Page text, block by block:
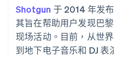
methods
接入 125+ 种支
付方式
Authorization
Boost
支付成功率优
会计自
Stripe
自定义
Data
数据同
资金管理
平台
SaaS
通过智能体配
务
资源
产品路线
Sessions
招聘
资讯中心
Stripe
Shotgun 于 2014 年发
其旨在帮助用户发现巴
现场活动。目前，从世
到地下电子音乐和 DJ